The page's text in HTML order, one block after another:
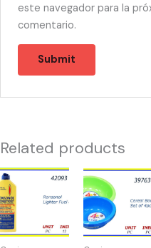
este navegador para la
comentario.
Related products
42093
-
RONSONOL
8oz
quantity
39763
-
BOWLS
PARA
CEREAL